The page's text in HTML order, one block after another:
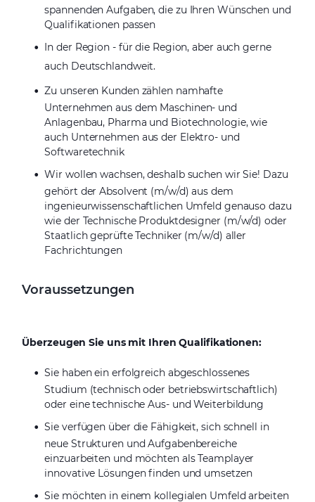
spannenden Aufgaben, die zu Ihren Wünschen und
Qualifikationen passen
In der Region - für die Region, aber auch gerne
auch Deutschlandweit.
Zu unseren Kunden zählen namhafte
Unternehmen aus dem Maschinen- und
Anlagenbau, Pharma und Biotechnologie, wie
auch Unternehmen aus der Elektro- und
Softwaretechnik
Wir wollen wachsen, deshalb suchen wir Sie! Dazu
gehört der Absolvent (m/w/d) aus dem
ingenieurwissenschaftlichen Umfeld genauso dazu
wie der Technische Produktdesigner (m/w/d) oder
Staatlich geprüfte Techniker (m/w/d) aller
Fachrichtungen
Voraussetzungen
Überzeugen Sie uns mit Ihren Qualifikationen:
Sie haben ein erfolgreich abgeschlossenes
Studium (technisch oder betriebswirtschaftlich)
oder eine technische Aus- und Weiterbildung
Sie verfügen über die Fähigkeit, sich schnell in
neue Strukturen und Aufgabenbereiche
einzuarbeiten und möchten als Teamplayer
innovative Lösungen finden und umsetzen
Sie möchten in einem kollegialen Umfeld arbeiten